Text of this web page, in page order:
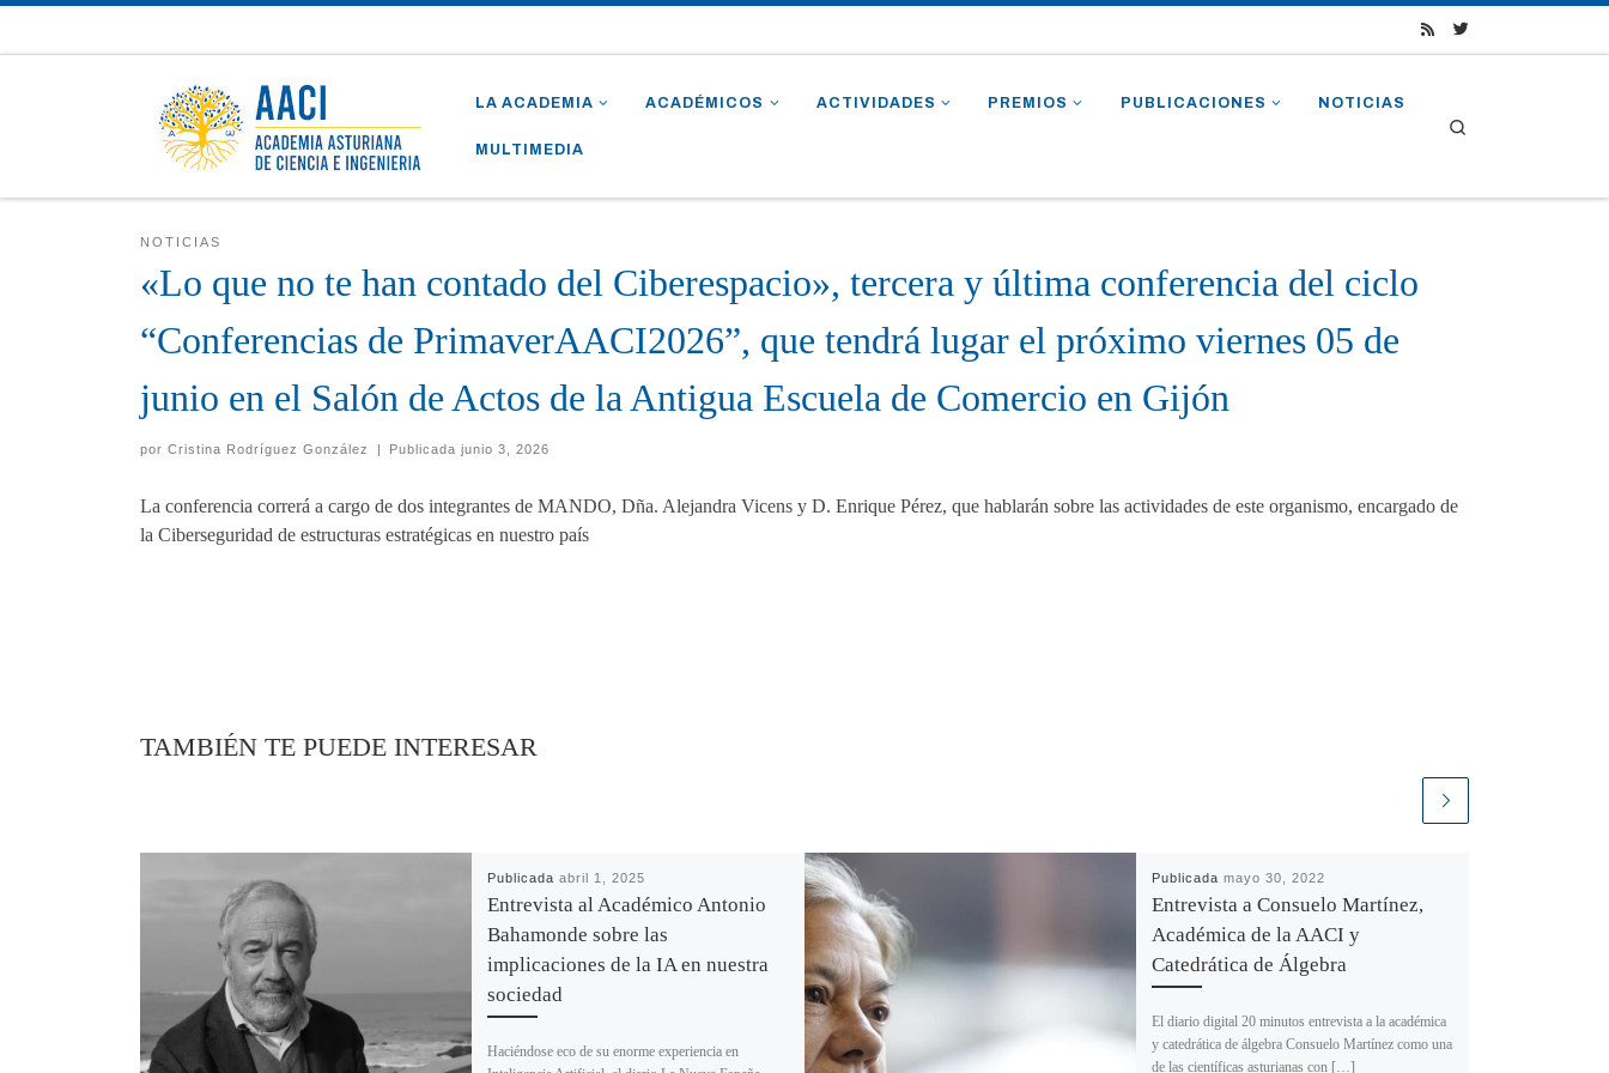
LA ACADEMIA ACADÉMICOS ACTIVIDADES PREMIOS PUBLICACIONES NOTICIAS
MULTIMEDIA
NOTICIAS
«Lo que no te han contado del Ciberespacio», tercera y última conferencia del ciclo
“Conferencias de PrimaverAACI2026”, que tendrá lugar el próximo viernes 05 de
junio en el Salón de Actos de la Antigua Escuela de Comercio en Gijón
por Cristina Rodríguez González | Publicadajunio 3, 2026
La conferencia correrá a cargo de dos integrantes de MANDO, Dña. Alejandra Vicens y D. Enrique Pérez, que hablarán sobre las actividades de este organismo, encargado de
la Ciberseguridad de estructuras estratégicas en nuestro país
TAMBIÉN TE PUEDE INTERESAR
Publicada abril 1, 2025
Entrevista al Académico Antonio
Bahamonde sobre las
implicaciones de la IA en nuestra
sociedad
Haciéndose eco de su enorme experiencia en
Publicada mayo 30, 2022
Entrevista a Consuelo Martínez,
Académica de la AACI y
Catedrática de Álgebra
El diario digital 20 minutos entrevista a la académica
y catedrática de álgebra Consuelo Martínez como una
de las científicas asturianas con […]